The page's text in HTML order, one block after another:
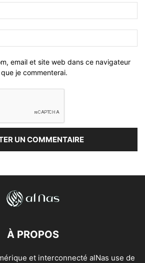
email et site web dans ce navigateur
je commenterai.
À PROPOS
et interconnecté alNas use de